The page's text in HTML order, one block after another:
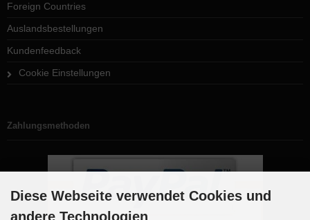
Foreign Countries
Auslandsbestellungen
Kundenfeedback
Cookie Einstellungen
Zahlungsmethoden
Diese Webseite verwendet Cookies und
andere Technologien